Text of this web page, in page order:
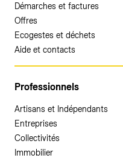
Démarches et factures
Offres
Ecogestes et déchets
Aide et contacts
Professionnels
Artisans et Indépendants
Entreprises
Collectivités
Immobilier